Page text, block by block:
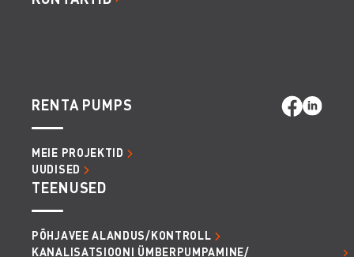
RENTA PUMPS
MEIE PROJEKTID
UUDISED
TEENUSED
PÕHJAVEE ALANDUS/KONTROLL
KANALISATSIOONI ÜMBERPUMPAMINE/